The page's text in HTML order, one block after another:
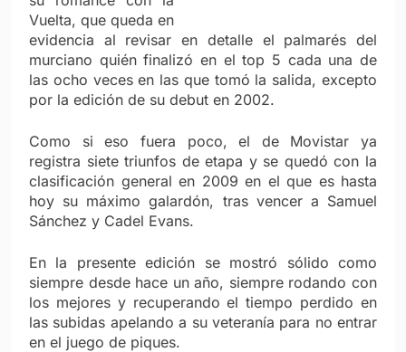
Vuelta, que queda en
evidencia al revisar en detalle el palmarés del
murciano quién finalizó en el top 5 cada una de
las ocho veces en las que tomó la salida, excepto
por la edición de su debut en 2002.
Como si eso fuera poco, el de Movistar ya
registra siete triunfos de etapa y se quedó con la
clasificación general en 2009 en el que es hasta
hoy su máximo galardón, tras vencer a Samuel
Sánchez y Cadel Evans.
En la presente edición se mostró sólido como
siempre desde hace un año, siempre rodando con
los mejores y recuperando el tiempo perdido en
las subidas apelando a su veteranía para no entrar
en el juego de piques.